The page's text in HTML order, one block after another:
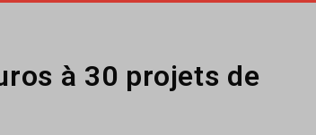
à 30 projets de